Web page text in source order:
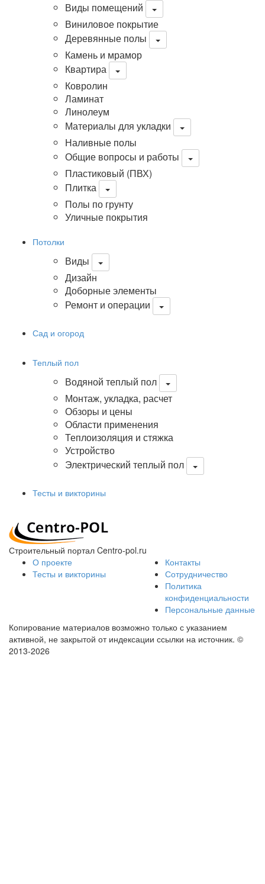
Виды помещений
Виниловое покрытие
Деревянные полы
Камень и мрамор
Квартира
Ковролин
Ламинат
Линолеум
Материалы для укладки
Наливные полы
Общие вопросы и работы
Пластиковый (ПВХ)
Плитка
Полы по грунту
Уличные покрытия
Потолки
Виды
Дизайн
Доборные элементы
Ремонт и операции
Сад и огород
Теплый пол
Водяной теплый пол
Монтаж, укладка, расчет
Обзоры и цены
Области применения
Теплоизоляция и стяжка
Устройство
Электрический теплый пол
Тесты и викторины
Строительный портал Centro-pol.ru
О проекте
Тесты и викторины
Контакты
Сотрудничество
Политика
конфиденциальности
Персональные данные
Копирование материалов возможно только с указанием
активной, не закрытой от индексации ссылки на источник. ©
2013-2026